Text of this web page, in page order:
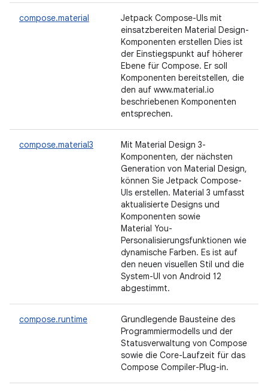
compose.material
Jetpack Compose-UIs mit
einsatzbereiten Material Design-
Komponenten erstellen Dies ist
der Einstiegspunkt auf höherer
Ebene für Compose. Er soll
Komponenten bereitstellen, die
den auf www.material.io
beschriebenen Komponenten
entsprechen.
compose.material3
Mit Material Design 3-
Komponenten, der nächsten
Generation von Material Design,
können Sie Jetpack Compose-
UIs erstellen. Material 3 umfasst
aktualisierte Designs und
Komponenten sowie
Material You-
Personalisierungsfunktionen wie
dynamische Farben. Es ist auf
den neuen visuellen Stil und die
System-UI von Android 12
abgestimmt.
compose.runtime
Grundlegende Bausteine des
Programmiermodells und der
Statusverwaltung von Compose
sowie die Core-Laufzeit für das
Compose Compiler-Plug-in.